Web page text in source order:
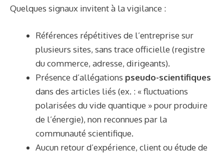
Quelques signaux invitent à la vigilance :
Références répétitives de l’entreprise sur
plusieurs sites, sans trace officielle (registre
du commerce, adresse, dirigeants).
Présence d’allégations pseudo-scientifiques
dans des articles liés (ex. : « fluctuations
polarisées du vide quantique » pour produire
de l’énergie), non reconnues par la
communauté scientifique.
Aucun retour d’expérience, client ou étude de